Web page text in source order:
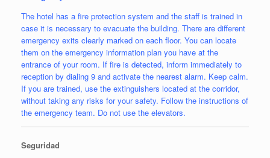
The hotel has a fire protection system and the staff is trained in
case it is necessary to evacuate the building. There are different
emergency exits clearly marked on each floor. You can locate
them on the emergency information plan you have at the
entrance of your room. If fire is detected, inform immediately to
reception by dialing 9 and activate the nearest alarm. Keep calm.
If you are trained, use the extinguishers located at the corridor,
without taking any risks for your safety. Follow the instructions of
the emergency team. Do not use the elevators.
Seguridad